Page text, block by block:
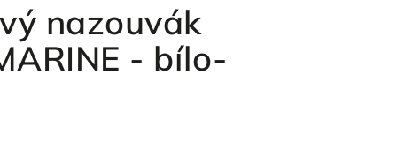
nazouvák
- bílo-